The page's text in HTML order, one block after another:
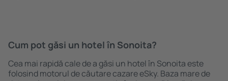
Cum pot găsi un hotel în Sonoita?
Cea mai rapidă cale de a găsi un hotel în Sonoita este
folosind motorul de căutare cazare eSky. Baza mare de